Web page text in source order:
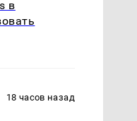
в
18 часов назад